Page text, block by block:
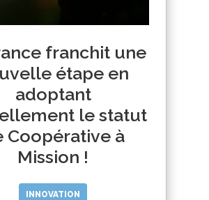
franchit une
étape en
adoptant
le statut
Coopérative à
Mission !
INNOVATION